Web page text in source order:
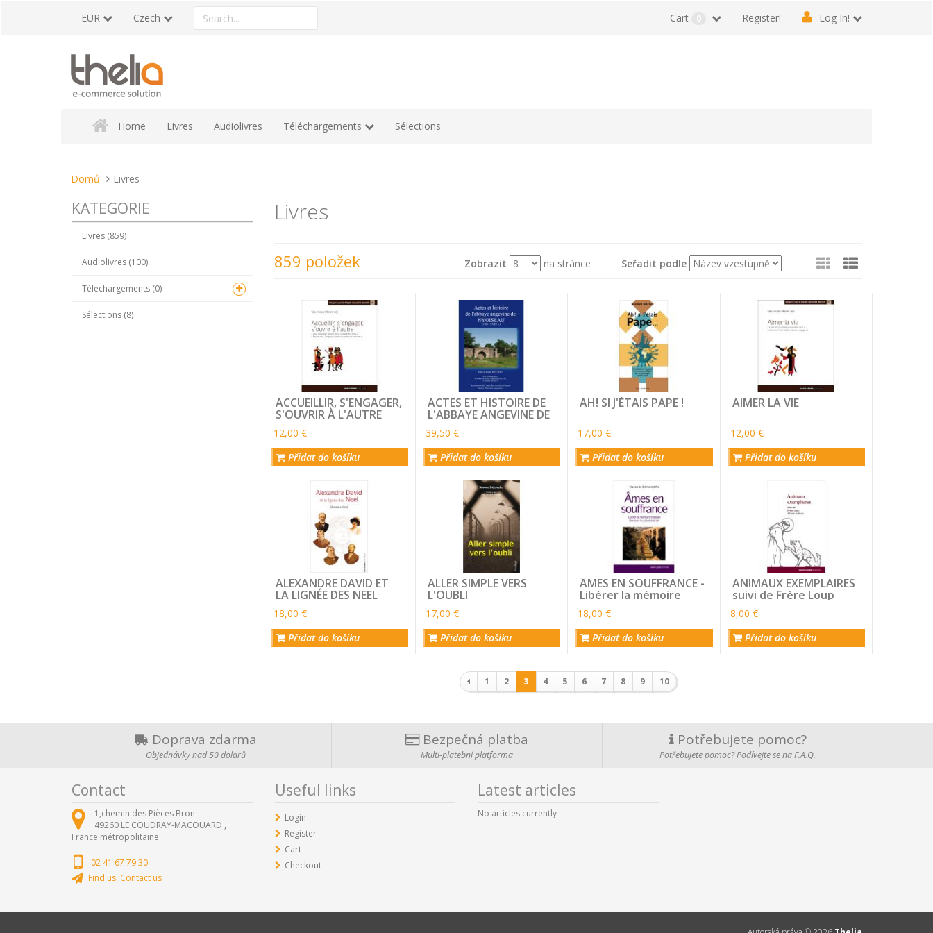
EUR Czech
Search
a
Register! Log In!
Cart 0
Home Livres Audiolivres Téléchargements Sélections
Nacházíte
tady:
Domů Livres
Livres
859 položek Zobrazit na stránce Seřadit podle Zobrazit
ACCUEILLIR, S'ENGAGER,
S'OUVRIR À L'AUTRE
12,00 €
Přidat do košíku
ACTES ET HISTOIRE DE
L'ABBAYE ANGEVINE DE
NYOISEAU
39,50 €
Přidat do košíku
AH! SI J'ÉTAIS PAPE !
17,00 €
Přidat do košíku
AIMER LA VIE
12,00 €
Přidat do košíku
ALEXANDRE DAVID ET
LA LIGNÉE DES NEEL
18,00 €
Přidat do košíku
ALLER SIMPLE VERS
L'OUBLI
17,00 €
Přidat do košíku
ÂMES EN SOUFFRANCE -
Libérer la mémoire
familiale ; dénouer le
passé lointain
18,00 €
Přidat do košíku
ANIMAUX EXEMPLAIRES
suivi de Frère Loup
8,00 €
Přidat do košíku
Stránkování
1 2 3 4 5 6 7 8 9 10
KATEGORIE
Livres (859)
Audiolivres (100)
Téléchargements (0)
Sélections (8)
Doprava zdarma
Objednávky nad 50 dolarů
Bezpečná platba
Multi-platební platforma
Potřebujete pomoc?
Potřebujete pomoc? Podívejte se na F.A.Q.
Contact
1,chemin des Pièces Bron
49260 LE COUDRAY-MACOUARD ,
France métropolitaine
02 41 67 79 30
Find us, Contact us
Useful links
Login
Register
Cart
Checkout
Latest articles
No articles currently